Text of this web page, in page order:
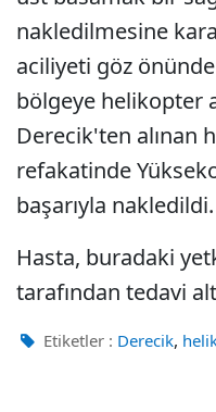
nakledilmesine
aciliyeti göz
bölgeye helikopter
Derecik'ten alınan
refakatinde
başarıyla nakledildi.
Hasta, buradaki
tarafından tedavi
Etiketler : Derecik,